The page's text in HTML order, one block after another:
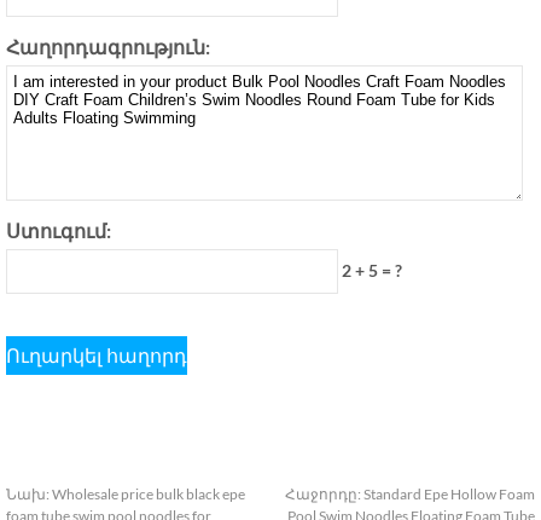
Հաղորդագրություն:
Ստուգում:
2 + 5 = ?
Նախ: Wholesale price bulk black epe
foam tube swim pool noodles for
Հաջորդը: Standard Epe Hollow Foam
Pool Swim Noodles Floating Foam Tube